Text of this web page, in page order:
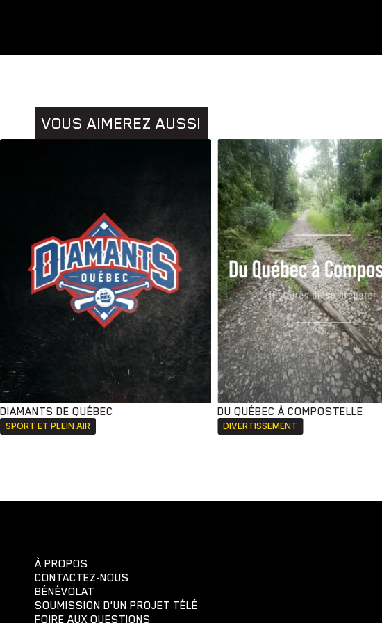
VOUS AIMEREZ AUSSI
DIAMANTS DE QUÉBEC
SPORT ET PLEIN AIR
DU QUÉBEC À COMPOSTELLE
DIVERTISSEMENT
À PROPOS
CONTACTEZ-NOUS
BÉNÉVOLAT
SOUMISSION D'UN PROJET TÉLÉ
FOIRE AUX QUESTIONS